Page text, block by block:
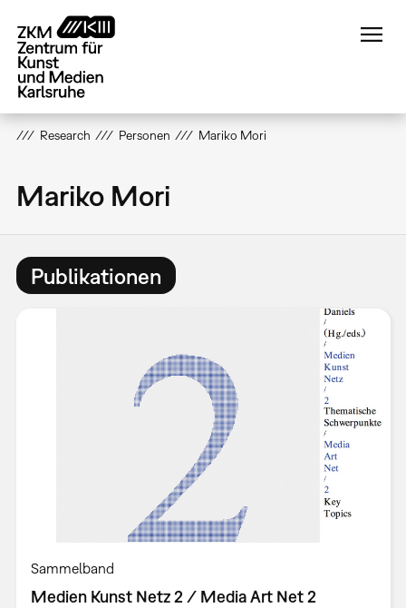
zum
Inhalt
Research Personen Mariko Mori
Mariko Mori
Publikationen
Sammelband
Medien Kunst Netz 2 / Media Art Net 2